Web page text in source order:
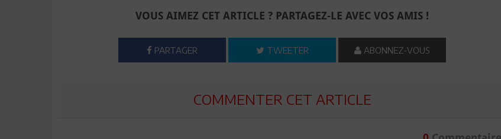
VOUS AIMEZ CET ARTICLE ? PARTAGEZ-LE AVEC VOS AMIS !
PARTAGER TWEETER ABONNEZ-VOUS
COMMENTER CET ARTICLE